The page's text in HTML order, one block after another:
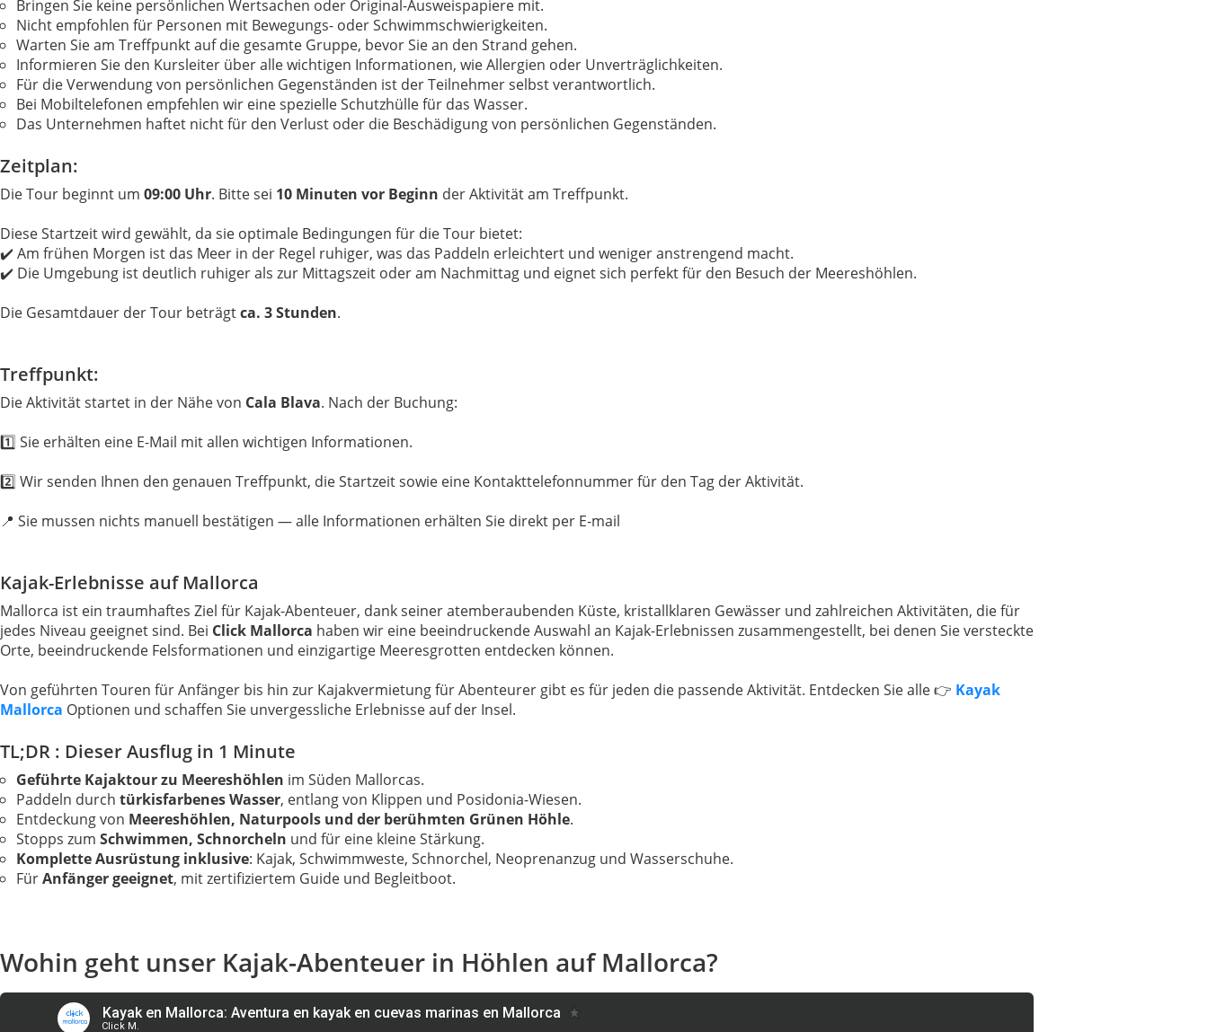
Bringen Sie keine persönlichen Wertsachen oder Original-Ausweispapiere mit.
Nicht empfohlen für Personen mit Bewegungs- oder Schwimmschwierigkeiten.
Warten Sie am Treffpunkt auf die gesamte Gruppe, bevor Sie an den Strand gehen.
Informieren Sie den Kursleiter über alle wichtigen Informationen, wie Allergien oder Unverträglichkeiten.
Für die Verwendung von persönlichen Gegenständen ist der Teilnehmer selbst verantwortlich.
Bei Mobiltelefonen empfehlen wir eine spezielle Schutzhülle für das Wasser.
Das Unternehmen haftet nicht für den Verlust oder die Beschädigung von persönlichen Gegenständen.
Zeitplan:
Die Tour beginnt um 09:00 Uhr. Bitte sei 10 Minuten vor Beginn der Aktivität am Treffpunkt.
Diese Startzeit wird gewählt, da sie optimale Bedingungen für die Tour bietet:
✔️ Am frühen Morgen ist das Meer in der Regel ruhiger, was das Paddeln erleichtert und weniger anstrengend macht.
✔️ Die Umgebung ist deutlich ruhiger als zur Mittagszeit oder am Nachmittag und eignet sich perfekt für den Besuch der Meereshöhlen.
Die Gesamtdauer der Tour beträgtca. 3 Stunden.
Treffpunkt:
Die Aktivität startet in der Nähe von Cala Blava. Nach der Buchung:
1️⃣ Sie erhälten eine E-Mail mit allen wichtigen Informationen.
2️⃣ Wir senden Ihnen den genauen Treffpunkt, die Startzeit sowie eine Kontakttelefonnummer für den Tag der Aktivität.
📍 Sie mussen nichts manuell bestätigen — alle Informationen erhälten Sie direkt per E-mail
Kajak-Erlebnisse auf Mallorca
Mallorca ist ein traumhaftes Ziel für Kajak-Abenteuer, dank seiner atemberaubenden Küste, kristallklaren Gewässer und zahlreichen Aktivitäten, die für
jedes Niveau geeignet sind. Bei Click Mallorca haben wir eine beeindruckende Auswahl an Kajak-Erlebnissen zusammengestellt, bei denen Sie versteckte
Orte, beeindruckende Felsformationen und einzigartige Meeresgrotten entdecken können.
Von geführten Touren für Anfänger bis hin zur Kajakvermietung für Abenteurer gibt es für jeden die passende Aktivität. Entdecken Sie alle 👉 Kayak
Mallorca Optionen und schaffen Sie unvergessliche Erlebnisse auf der Insel.
TL;DR : Dieser Ausflug in 1 Minute
Geführte Kajaktour zu Meereshöhlen im Süden Mallorcas.
Paddeln durch türkisfarbenes Wasser, entlang von Klippen und Posidonia-Wiesen.
Entdeckung von Meereshöhlen, Naturpools und der berühmten Grünen Höhle.
Stopps zum Schwimmen, Schnorcheln und für eine kleine Stärkung.
Komplette Ausrüstung inklusive: Kajak, Schwimmweste, Schnorchel, Neoprenanzug und Wasserschuhe.
FürAnfänger geeignet, mit zertifiziertem Guide und Begleitboot.
Wohin geht unser Kajak-Abenteuer in Höhlen auf Mallorca?